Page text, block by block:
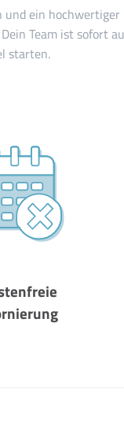
und ein
Team ist sofort
starten.